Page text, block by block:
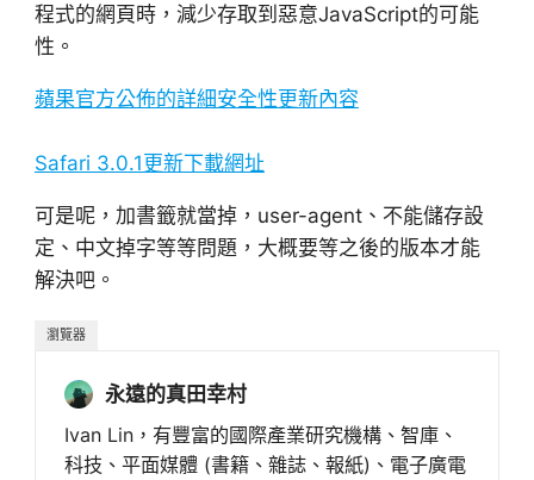
程式的網頁時，減少存取到惡意JavaScript的可能
性。
蘋果官方公佈的詳細安全性更新內容
Safari 3.0.1更新下載網址
可是呢，加書籤就當掉，user-agent、不能儲存設
定、中文掉字等等問題，大概要等之後的版本才能
解決吧。
瀏覽器
永遠的真田幸村
Ivan Lin，有豐富的國際產業研究機構、智庫、
科技、平面媒體 (書籍、雜誌、報紙)、電子廣電